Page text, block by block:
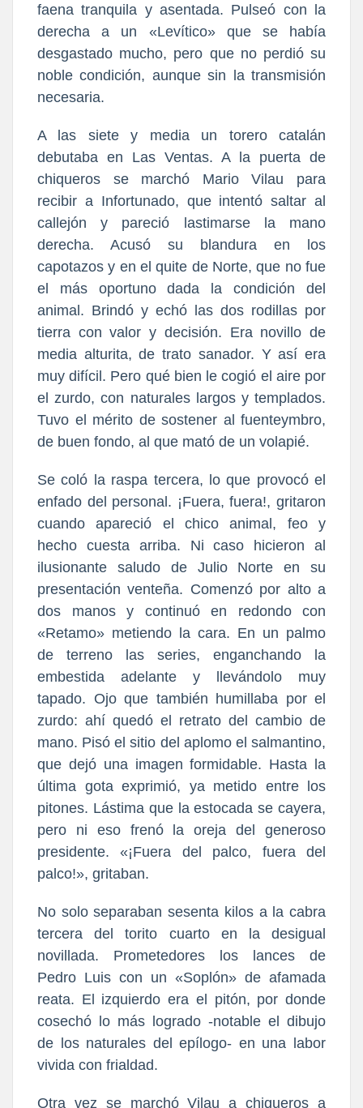
faena tranquila y asentada. Pulseó con la
derecha a un «Levítico» que se había
desgastado mucho, pero que no perdió su
noble condición, aunque sin la transmisión
necesaria.
A las siete y media un torero catalán
debutaba en Las Ventas. A la puerta de
chiqueros se marchó Mario Vilau para
recibir a Infortunado, que intentó saltar al
callejón y pareció lastimarse la mano
derecha. Acusó su blandura en los
capotazos y en el quite de Norte, que no fue
el más oportuno dada la condición del
animal. Brindó y echó las dos rodillas por
tierra con valor y decisión. Era novillo de
media alturita, de trato sanador. Y así era
muy difícil. Pero qué bien le cogió el aire por
el zurdo, con naturales largos y templados.
Tuvo el mérito de sostener al fuenteymbro,
de buen fondo, al que mató de un volapié.
Se coló la raspa tercera, lo que provocó el
enfado del personal. ¡Fuera, fuera!, gritaron
cuando apareció el chico animal, feo y
hecho cuesta arriba. Ni caso hicieron al
ilusionante saludo de Julio Norte en su
presentación venteña. Comenzó por alto a
dos manos y continuó en redondo con
«Retamo» metiendo la cara. En un palmo
de terreno las series, enganchando la
embestida adelante y llevándolo muy
tapado. Ojo que también humillaba por el
zurdo: ahí quedó el retrato del cambio de
mano. Pisó el sitio del aplomo el salmantino,
que dejó una imagen formidable. Hasta la
última gota exprimió, ya metido entre los
pitones. Lástima que la estocada se cayera,
pero ni eso frenó la oreja del generoso
presidente. «¡Fuera del palco, fuera del
palco!», gritaban.
No solo separaban sesenta kilos a la cabra
tercera del torito cuarto en la desigual
novillada. Prometedores los lances de
Pedro Luis con un «Soplón» de afamada
reata. El izquierdo era el pitón, por donde
cosechó lo más logrado -notable el dibujo
de los naturales del epílogo- en una labor
vivida con frialdad.
Otra vez se marchó Vilau a chiqueros a